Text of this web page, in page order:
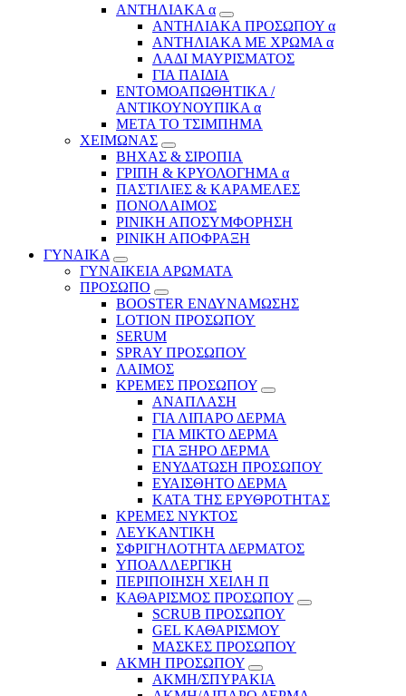
ΑΝΤΗΛΙΑΚΑ α
ΑΝΤΗΛΙΑΚΑ ΠΡΟΣΩΠΟΥ α
ΑΝΤΗΛΙΑΚΑ ΜΕ ΧΡΩΜΑ α
ΛΑΔΙ ΜΑΥΡΙΣΜΑΤΟΣ
ΓΙΑ ΠΑΙΔΙΑ
ΕΝΤΟΜΟΑΠΩΘΗΤΙΚΑ /
ΑΝΤΙΚΟΥΝΟΥΠΙΚΑ α
ΜΕΤΑ ΤΟ ΤΣΙΜΠΗΜΑ
ΧΕΙΜΩΝΑΣ
ΒΗΧΑΣ & ΣΙΡΟΠΙΑ
ΓΡΙΠΗ & ΚΡΥΟΛΟΓΗΜΑ α
ΠΑΣΤΙΛΙΕΣ & ΚΑΡΑΜΕΛΕΣ
ΠΟΝΟΛΑΙΜΟΣ
ΡΙΝΙΚΗ ΑΠΟΣΥΜΦΟΡΗΣΗ
ΡΙΝΙΚΗ ΑΠΟΦΡΑΞΗ
ΓΥΝΑΙΚΑ
ΓΥΝΑΙΚΕΙΑ ΑΡΩΜΑΤΑ
ΠΡΟΣΩΠΟ
BOOSTER ΕΝΔΥΝΑΜΩΣΗΣ
LOTION ΠΡΟΣΩΠΟΥ
SERUM
SPRAY ΠΡΟΣΩΠΟΥ
ΛΑΙΜΟΣ
ΚΡΕΜΕΣ ΠΡΟΣΩΠΟΥ
ΑΝΑΠΛΑΣΗ
ΓΙΑ ΛΙΠΑΡΟ ΔΕΡΜΑ
ΓΙΑ ΜΙΚΤΟ ΔΕΡΜΑ
ΓΙΑ ΞΗΡΟ ΔΕΡΜΑ
ΕΝΥΔΑΤΩΣΗ ΠΡΟΣΩΠΟΥ
ΕΥΑΙΣΘΗΤΟ ΔΕΡΜΑ
ΚΑΤΑ ΤΗΣ ΕΡΥΘΡΟΤΗΤΑΣ
ΚΡΕΜΕΣ ΝΥΚΤΟΣ
ΛΕΥΚΑΝΤΙΚΗ
ΣΦΡΙΓΗΛΟΤΗΤΑ ΔΕΡΜΑΤΟΣ
ΥΠΟΑΛΛΕΡΓΙΚΗ
ΠΕΡΙΠΟΙΗΣΗ ΧΕΙΛΗ Π
ΚΑΘΑΡΙΣΜΟΣ ΠΡΟΣΩΠΟΥ
SCRUB ΠΡΟΣΩΠΟΥ
GEL ΚΑΘΑΡΙΣΜΟΥ
ΜΑΣΚΕΣ ΠΡΟΣΩΠΟΥ
ΑΚΜΗ ΠΡΟΣΩΠΟΥ
ΑΚΜΗ/ΣΠΥΡΑΚΙΑ